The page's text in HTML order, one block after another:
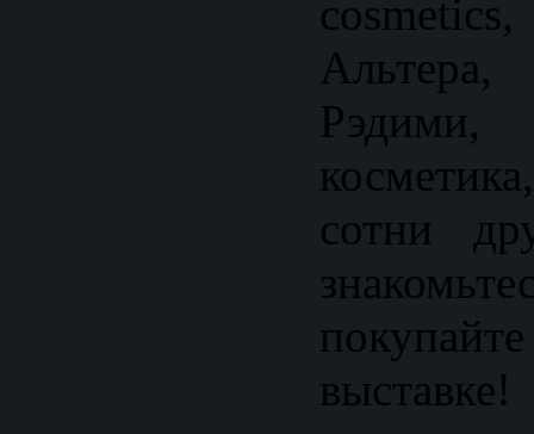
сотни
выставке!